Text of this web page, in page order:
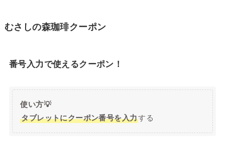
むさしの森珈琲クーポン
番号入力で使えるクーポン！
使い方💡
タブレットにクーポン番号を入力する